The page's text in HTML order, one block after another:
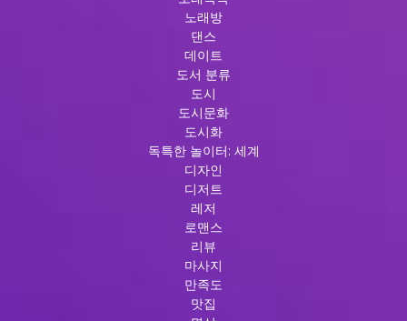
노래방
댄스
데이트
도서 분류
도시
도시문화
도시화
독특한 놀이터: 세계
디자인
디저트
레저
로맨스
리뷰
마사지
만족도
맛집